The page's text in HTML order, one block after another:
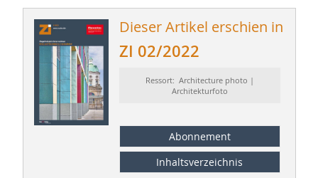
Dieser Artikel erschien in
ZI 02/2022
Ressort: Architecture photo |
Architekturfoto
Abonnement
Inhaltsverzeichnis